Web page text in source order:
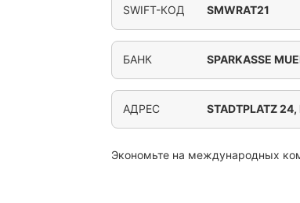
SWIFT-КОД SMWRAT21
БАНК SPARKASSE
АДРЕС STADTPLATZ 24,
Экономьте на международных